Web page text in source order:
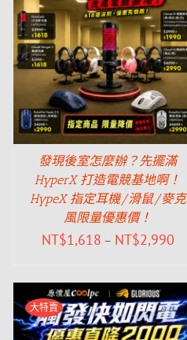
發現後室怎麼辦？先擺滿
HyperX 打造電競基地啊！
HypeX 指定耳機/滑鼠/麥克
風限量優惠價！
NT$1,618 – NT$2,990
大特賣